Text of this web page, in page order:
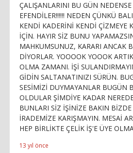
ÇALIŞANLARINI BU GÜN
EFENDİLER!!!!!! NEDEN ÇÜNKÜ
KENDİ KADERİNİ KENDİ ÇİZMEYE
İÇİN. HAYIR SİZ BUNU
MAHKUMSUNUZ, KARARI ANCAK
DİYORLAR. YOOOOK YOOOK
OLMA ZAMANI. İŞİ
GİDİN SALTANATINIZI SÜRÜN.
SESİMİZİ DUYMAYANLAR BUGÜN
OLDULAR ŞİMDİYE KADAR
BUNLARI SİZ İŞİNİZE BAKIN
İRADEMİZE KARIŞMAYIN. MESAİ
HEP BİRLİKTE ÇELİK İŞ'E ÜYE
13 yıl önce